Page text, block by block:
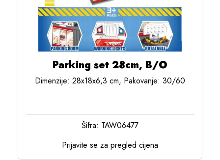
Parking set 28cm, B/O
Dimenzije: 28x18x6,3 cm, Pakovanje: 30/60
Šifra: TAW06477
Prijavite se za pregled cijena